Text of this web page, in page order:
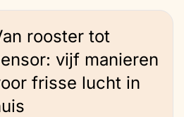
rooster tot
vijf manieren
frisse lucht in